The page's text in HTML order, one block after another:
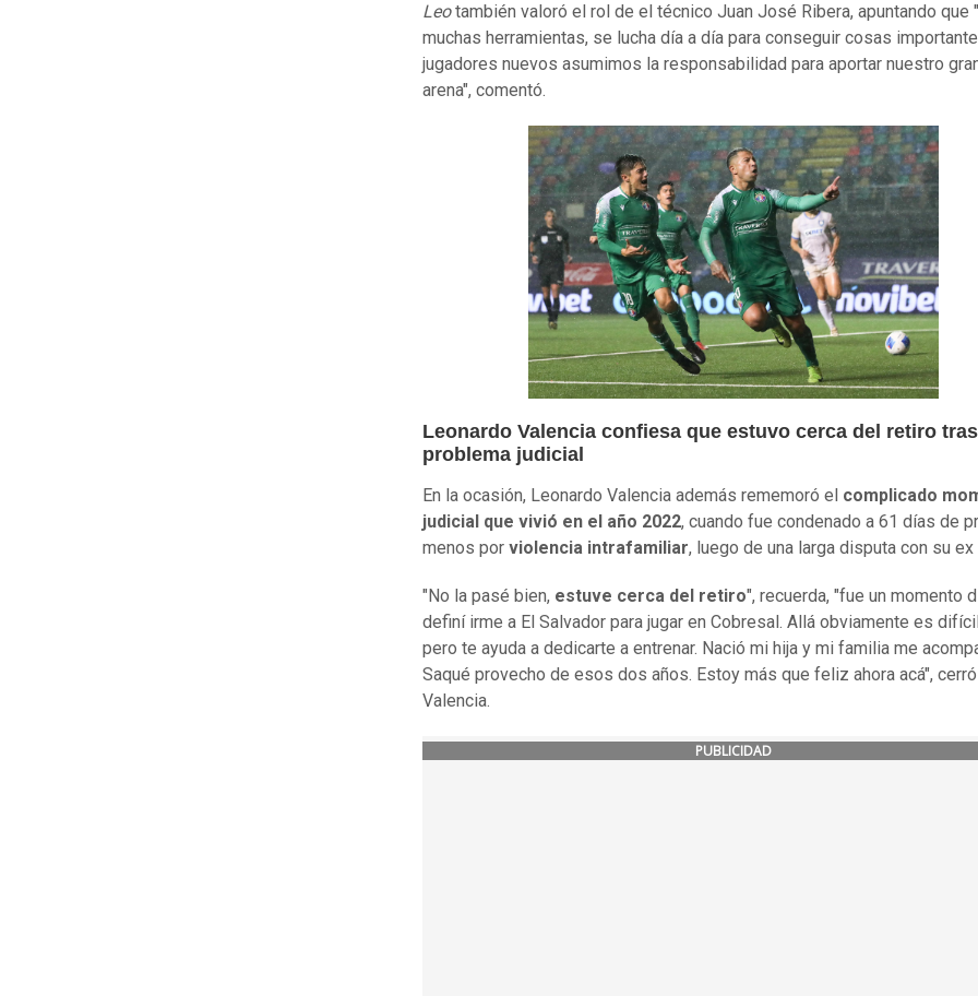
Leotambién valoró el rol de el técnico Juan José Ribera, apuntando que
muchas herramientas, se lucha día a día para conseguir cosas
jugadores nuevos asumimos la responsabilidad para aportar nuestro
arena", comentó.
Leonardo Valencia confiesa que estuvo cerca del retiro
problema judicial
En la ocasión, Leonardo Valencia además rememoró el complicado
judicial que vivió en el año 2022, cuando fue condenado a 61 días de
menos por violencia intrafamiliar, luego de una larga disputa con su ex
"No la pasé bien, estuve cerca del retiro", recuerda, "fue un momento
definí irme a El Salvador para jugar en Cobresal. Allá obviamente es
pero te ayuda a dedicarte a entrenar. Nació mi hija y mi familia me
Saqué provecho de esos dos años. Estoy más que feliz ahora acá", cerró
Valencia.
PUBLICIDAD